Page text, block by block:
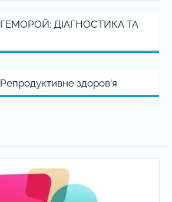
Попередній
запис:
ГЕМОРОЙ: ДІАГНОСТИКА ТА
запис:
Репродуктивне здоров’я